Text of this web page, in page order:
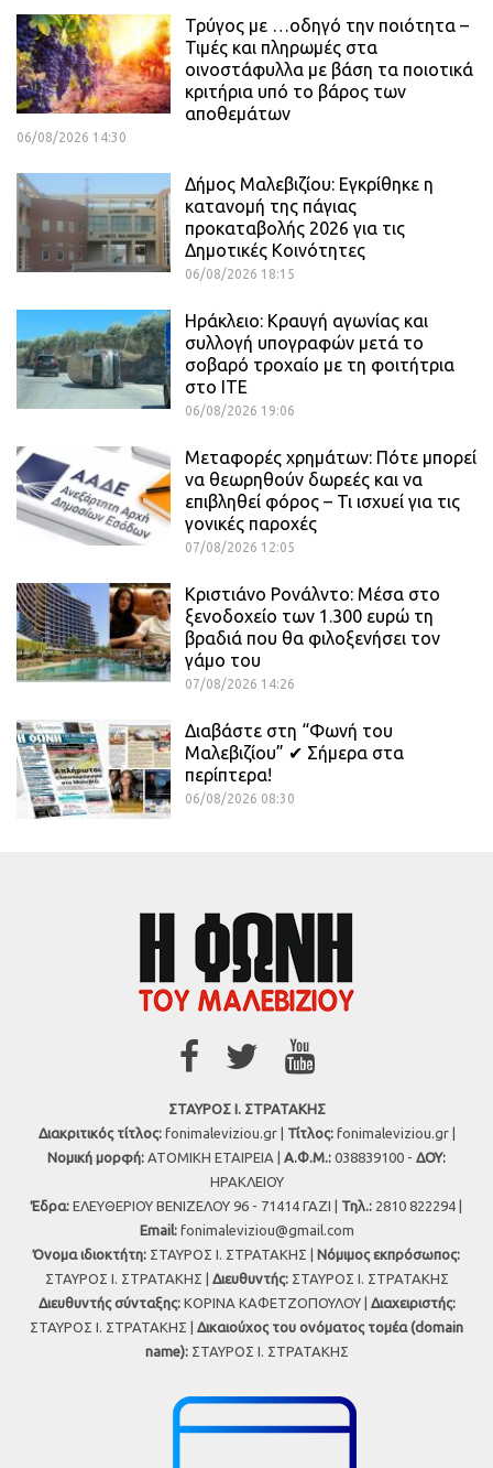
Τρύγος με …οδηγό την ποιότητα –
Τιμές και πληρωμές στα
οινοστάφυλλα με βάση τα ποιοτικά
κριτήρια υπό το βάρος των
αποθεμάτων
06/08/2026 14:30
Δήμος Μαλεβιζίου: Εγκρίθηκε η
κατανομή της πάγιας
προκαταβολής 2026 για τις
Δημοτικές Κοινότητες
06/08/2026 18:15
Ηράκλειο: Κραυγή αγωνίας και
συλλογή υπογραφών μετά το
σοβαρό τροχαίο με τη φοιτήτρια
στο ΙΤΕ
06/08/2026 19:06
Μεταφορές χρημάτων: Πότε μπορεί
να θεωρηθούν δωρεές και να
επιβληθεί φόρος – Τι ισχυεί για τις
γονικές παροχές
07/08/2026 12:05
Κριστιάνο Ρονάλντο: Μέσα στο
ξενοδοχείο των 1.300 ευρώ τη
βραδιά που θα φιλοξενήσει τον
γάμο του
07/08/2026 14:26
Διαβάστε στη “Φωνή του
Μαλεβιζίου” ✔ Σήμερα στα
περίπτερα!
06/08/2026 08:30
ΣΤΑΥΡΟΣ Ι. ΣΤΡΑΤΑΚΗΣ
Διακριτικός τίτλος:fonimaleviziou.gr | Τίτλος:fonimaleviziou.gr |
Νομική μορφή: ΑΤΟΜΙΚΗ ΕΤΑΙΡΕΙΑ | Α.Φ.Μ.: 038839100 - ΔΟΥ:
ΗΡΑΚΛΕΙΟΥ
Έδρα: ΕΛΕΥΘΕΡΙΟΥ ΒΕΝΙΖΕΛΟΥ 96 - 71414 ΓΑΖΙ | Τηλ.: 2810 822294 |
Εmail: fonimaleviziou@gmail.com
Όνομα ιδιοκτήτη: ΣΤΑΥΡΟΣ Ι. ΣΤΡΑΤΑΚΗΣ | Νόμιμος εκπρόσωπος:
ΣΤΑΥΡΟΣ Ι. ΣΤΡΑΤΑΚΗΣ | Διευθυντής:ΣΤΑΥΡΟΣ Ι. ΣΤΡΑΤΑΚΗΣ
Διευθυντής σύνταξης:ΚΟΡΙΝΑ ΚΑΦΕΤΖΟΠΟΥΛΟΥ | Διαχειριστής:
ΣΤΑΥΡΟΣ Ι. ΣΤΡΑΤΑΚΗΣ | Δικαιούχος του ονόματος τομέα (domain
name):ΣΤΑΥΡΟΣ Ι. ΣΤΡΑΤΑΚΗΣ